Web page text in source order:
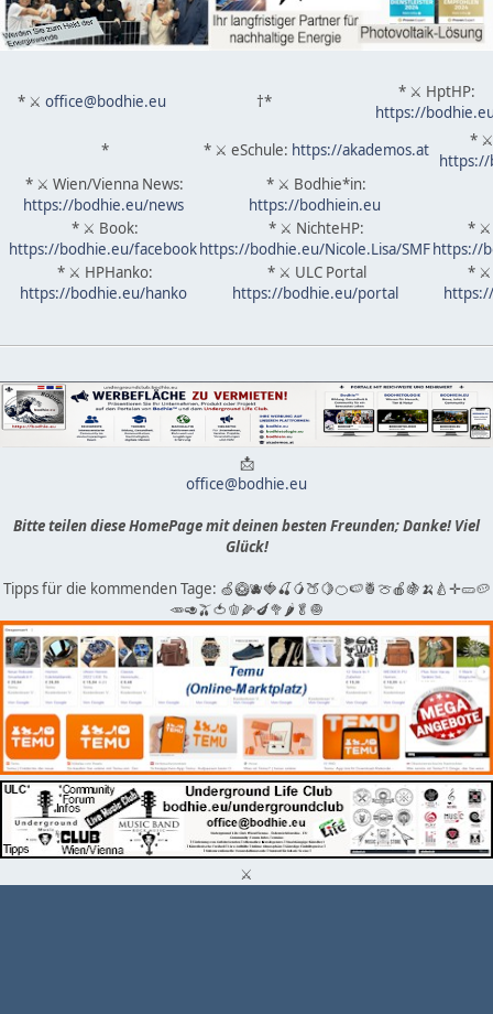
* ⚔ office@bodhie.eu †*
* ⚔ HptHP:
https://
*
* ⚔ eSchule: https://akademos.at
* ⚔
https://
* ⚔ Wien/Vienna News:
https://bodhie.eu/news
* ⚔ Bodhie*in:
https://bodhiein.eu
* ⚔ Book:
https://bodhie.eu/facebook
* ⚔ NichteHP:
https://bodhie.eu/Nicole.Lisa/SMF
* ⚔
https://
* ⚔ HPHanko:
https://bodhie.eu/hanko
* ⚔ ULC Portal
https://bodhie.eu/portal
* ⚔
📩
office@bodhie.eu
Bitte teilen diese HomePage mit deinen besten Freunden; Danke! Viel
Glück!
Tipps für die kommenden Tage: 🍏🥝🫐🍓🍒🥭🍑🍋🍊🍉🍍🍈🍎🍇🍌🍐✛🥒🥔
🥕🥑🫒🍅🫑🌽🍆🥦🌶🥬🧅
⚔